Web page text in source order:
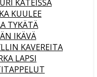
KATEISSA
KUULEE
TYKÄTÄ
IKÄVÄ
KAVEREITA
LAPSI